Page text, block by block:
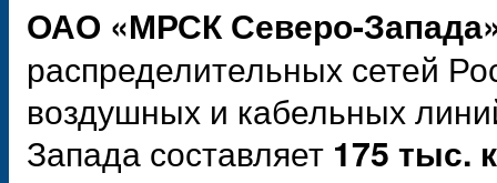
ОАО «МРСК Северо-
распределительных сетей
воздушных и кабельных
Запада составляет 175 тыс.